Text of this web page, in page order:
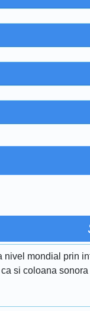
mondial prin
si coloana